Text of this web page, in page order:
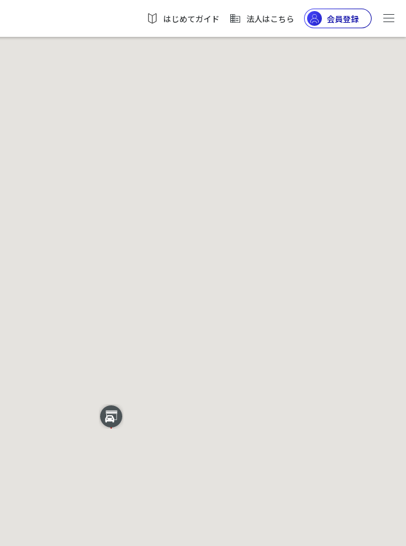
はじめてガイド 法人はこちら 会員登録